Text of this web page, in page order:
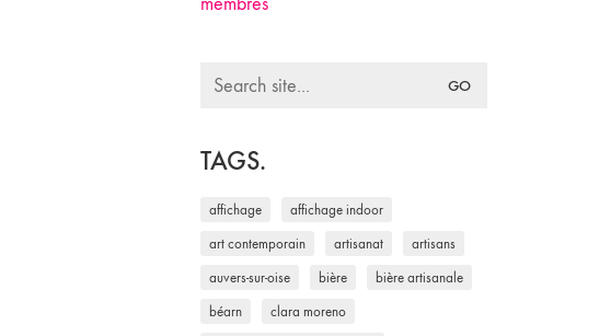
Search
TAGS.
affichage affichage indoor
art contemporain artisanat artisans
auvers-sur-oise bière bière artisanale
béarn clara moreno